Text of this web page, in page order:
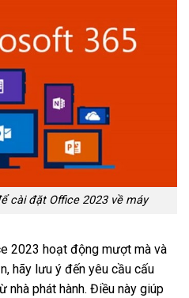
cài đặt Office 2023 về máy
2023 hoạt động mượt mà và
hãy lưu ý đến yêu cầu cấu
nhà phát hành. Điều này giúp